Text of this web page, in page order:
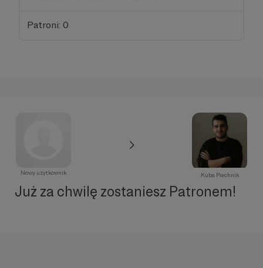
Patroni: 0
Nowy użytkownik Kuba Piechnik
Już za chwilę zostaniesz Patronem!